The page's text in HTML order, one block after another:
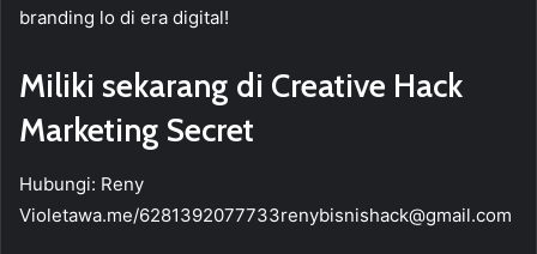
branding lo di era digital!
Miliki sekarang di Creative Hack
Marketing Secret
Hubungi: Reny
Violetawa.me/6281392077733renybisnishack@gmail.com